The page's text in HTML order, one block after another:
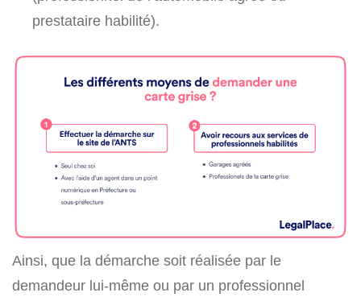
prestataire habilité).
Ainsi, que la démarche soit réalisée par le
demandeur lui-même ou par un professionnel